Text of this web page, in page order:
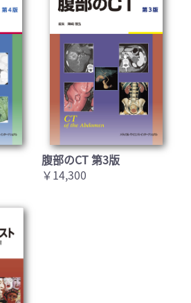
腹部のCT 第3版
￥14,300